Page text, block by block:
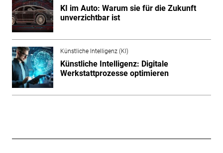
KI im Auto: Warum sie für die Zukunft
unverzichtbar ist
Künstliche Intelligenz (KI)
Künstliche Intelligenz: Digitale
Werkstattprozesse optimieren